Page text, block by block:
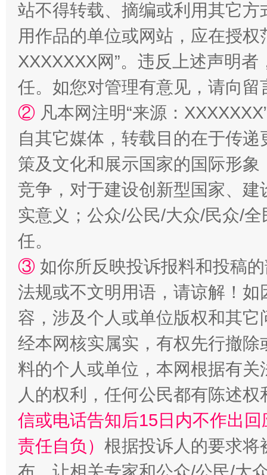
站不得转载、摘编或利用其它
用作品的单位或网站，应在授
XXXXXXX网”。违反上述声明
任。如您对管理有意见，请向
② 凡本网注明“来源：
自其它媒体，转载目的在于传
策及文化和展示国家的国际形
竞争，对于建设创新型国家、
实意义；公众/公民/大众/民众/
任。
③ 如你所反映投诉报料和投稿
法规或不文明用语，请谅解！
容，涉及个人或单位版权和其它
经本网核实属实，有权先行撤
料的个人或单位，本网根据有
人的权利，任何公民都有陈述
信或电话告知后15日内不作出
责任自负） 根据投诉人的要求将